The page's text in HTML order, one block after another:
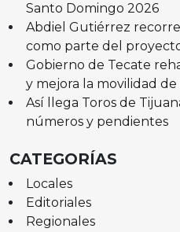
Santo Domingo 2026
Abdiel Gutiérrez
como parte del
Gobierno de Tecate
y mejora la movilidad de
Así llega Toros de
números y pendientes
CATEGORÍAS
Locales
Editoriales
Regionales